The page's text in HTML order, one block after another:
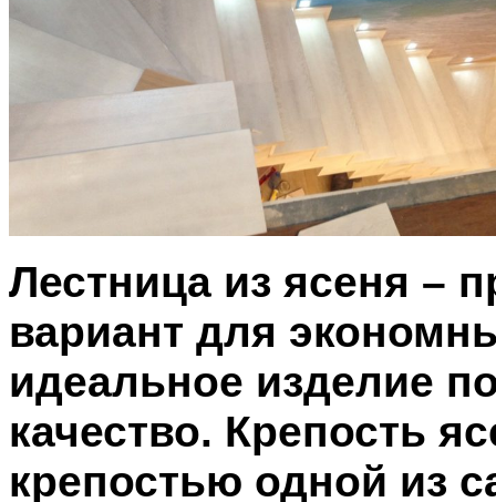
Лестница из ясеня –
вариант для
идеальное изделие
качество. Крепость
крепостью одной из